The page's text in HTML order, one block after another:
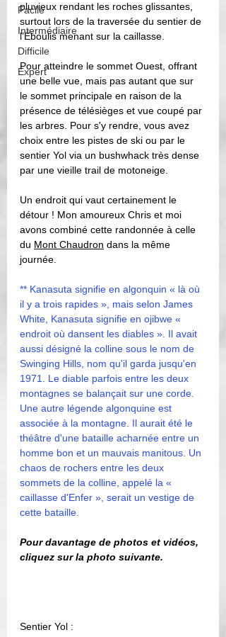
Facile
Intermédiaire
Difficile
Expert
pluvieux rendant les roches glissantes,
surtout lors de la traversée du sentier de
l’Éboulis menant sur la caillasse.
Pour atteindre le sommet Ouest, offrant
une belle vue, mais pas autant que sur
le sommet principale en raison de la
présence de télésièges et vue coupé par
les arbres. Pour s'y rendre, vous avez
choix entre les pistes de ski ou par le
sentier Yol via un bushwhack très dense
par une vieille trail de motoneige.
Un endroit qui vaut certainement le
détour ! Mon amoureux Chris et moi
avons combiné cette randonnée à celle
du Mont Chaudron dans la même
journée.
** Kanasuta signifie en algonquin « là où
il y a trois rapides », mais selon James
White, Kanasuta signifie en ojibwe «
endroit où dansent les diables ». Il avait
aussi désigné la colline sous le nom de
Swinging Hills, nom qu'il garda jusqu'en
1971. Le diable parfois entre les deux
montagnes se balançait sur une corde.
Une autre légende algonquine est
associée à la montagne. Il aurait été le
théâtre d'une bataille acharnée entre un
homme bon et un mauvais manitous. Un
chaos de rochers entre les deux
sommets de la colline, appelé la «
caillasse d'Enfer », serait un vestige de
cette bataille.
Pour davantage de photos et vidéos,
cliquez sur la photo suivante.
Sentier Yol :